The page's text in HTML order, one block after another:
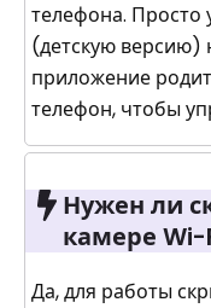
телефона. Просто
(детскую версию)
приложение
телефон, чтобы
Нужен ли
камере Wi-
Да, для работы